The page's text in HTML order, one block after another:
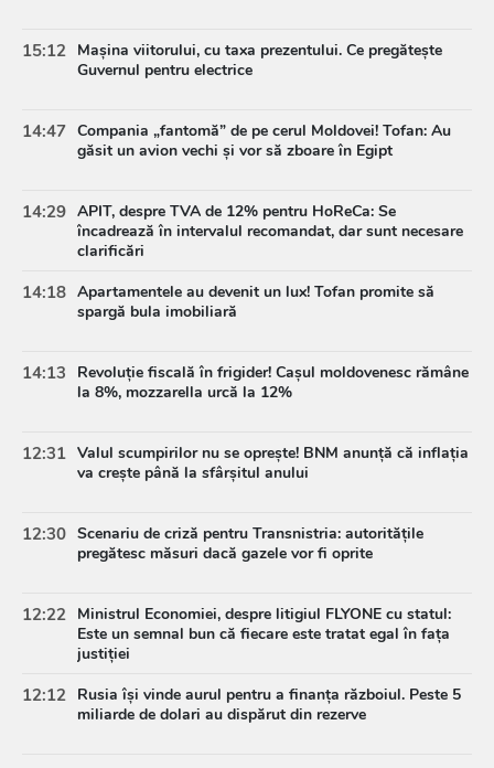
15:12 Mașina viitorului, cu taxa prezentului. Ce pregătește
Guvernul pentru electrice
14:47 Compania „fantomă” de pe cerul Moldovei! Tofan: Au
găsit un avion vechi și vor să zboare în Egipt
14:29 APIT, despre TVA de 12% pentru HoReCa: Se
încadrează în intervalul recomandat, dar sunt necesare
clarificări
14:18 Apartamentele au devenit un lux! Tofan promite să
spargă bula imobiliară
14:13
Revoluție fiscală în frigider! Cașul moldovenesc rămâne
la 8%, mozzarella urcă la 12%
12:31 Valul scumpirilor nu se oprește! BNM anunță că inflația
va crește până la sfârșitul anului
12:30 Scenariu de criză pentru Transnistria: autoritățile
pregătesc măsuri dacă gazele vor fi oprite
12:22 Ministrul Economiei, despre litigiul FLYONE cu statul:
Este un semnal bun că fiecare este tratat egal în fața
justiției
12:12 Rusia își vinde aurul pentru a finanța războiul. Peste 5
miliarde de dolari au dispărut din rezerve